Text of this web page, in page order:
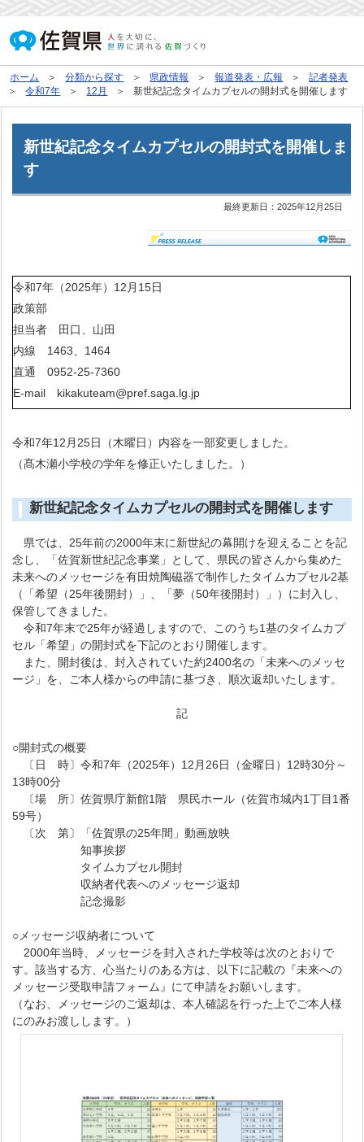
ホーム 分類から探す 県政情報 報道発表・広報
記者発表
令和7年
12月 新世紀記念タイムカプセルの開封式を開催します
新世紀記念タイムカプセルの開封式を開催しま
す
最終更新日：2025年12月25日
令和7年（2025年）12月15日
政策部
担当者 田口、山田
内線 1463、1464
直通 0952-25-7360
E-mail kikakuteam@pref.saga.lg.jp
令和7年12月25日（木曜日）内容を一部変更しました。
（髙木瀬小学校の学年を修正いたしました。）
新世紀記念タイムカプセルの開封式を開催します
県では、25年前の2000年末に新世紀の幕開けを迎えることを記
念し、「佐賀新世紀記念事業」として、県民の皆さんから集めた
未来へのメッセージを有田焼陶磁器で制作したタイムカプセル2基
（「希望（25年後開封）」、「夢（50年後開封）」）に封入し、
保管してきました。
令和7年末で25年が経過しますので、このうち1基のタイムカプ
セル「希望」の開封式を下記のとおり開催します。
また、開封後は、封入されていた約2400名の「未来へのメッセ
ージ」を、ご本人様からの申請に基づき、順次返却いたします。
記
○開封式の概要
〔日 時〕令和7年（2025年）12月26日（金曜日）12時30分～
13時00分
〔場 所〕佐賀県庁新館1階 県民ホール（佐賀市城内1丁目1番
59号）
〔次 第〕「佐賀県の25年間」動画放映
知事挨拶
タイムカプセル開封
収納者代表へのメッセージ返却
記念撮影
○メッセージ収納者について
2000年当時、メッセージを封入された学校等は次のとおりで
す。該当する方、心当たりのある方は、以下に記載の『未来への
メッセージ受取申請フォーム』にて申請をお願いします。
（なお、メッセージのご返却は、本人確認を行った上でご本人様
にのみお渡しします。）